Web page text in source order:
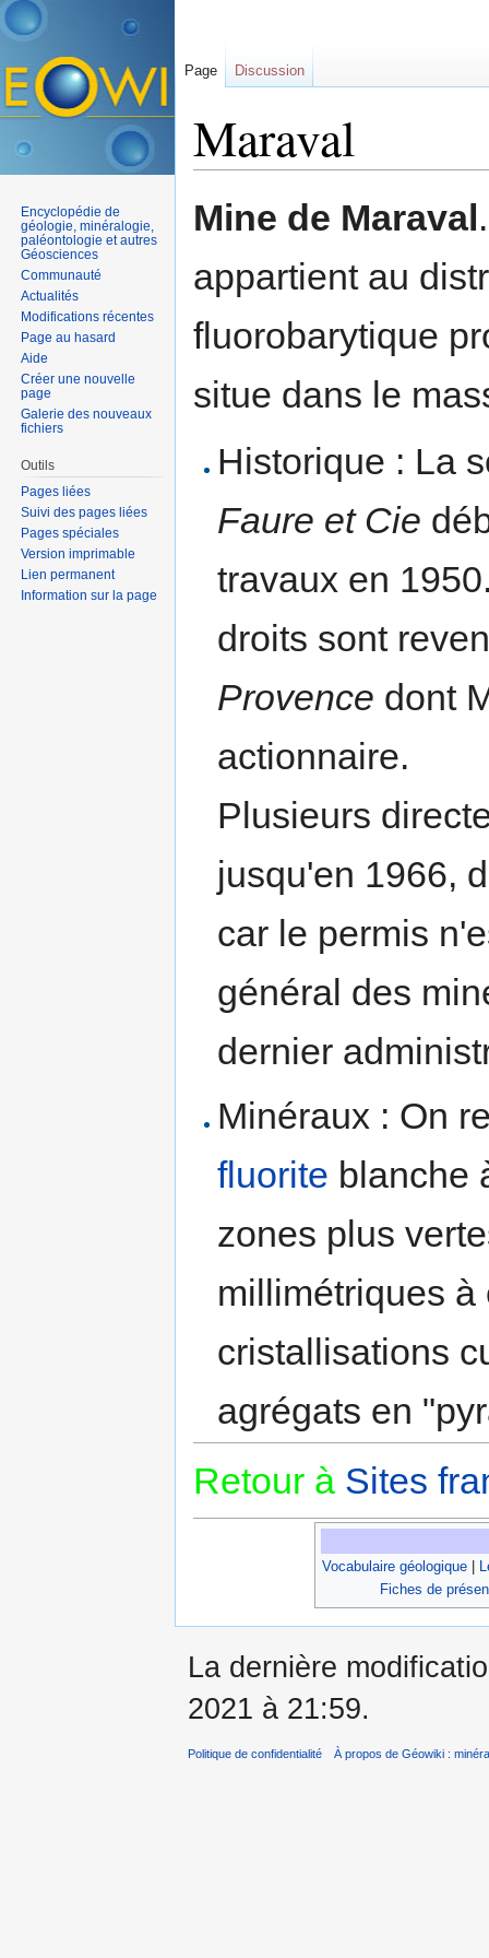
Maraval
Mine de Maraval
appartient au
fluorobarytique
situe dans le
Historique : La
Faure et Cie
travaux en
droits sont
Provence dont
actionnaire.
Plusieurs
jusqu'en 1966,
car le permis
général des
dernier
Minéraux : On
fluorite blanche
zones plus
millimétriques
cristallisations
agrégats en
Retour à Sites
Vocabulaire géologique|
Fiches de
Page Discussion
Encyclopédie de
géologie, minéralogie,
paléontologie et autres
Géosciences
Communauté
Actualités
Modifications récentes
Page au hasard
Aide
Créer une nouvelle
page
Galerie des nouveaux
fichiers
Outils
Pages liées
Suivi des pages liées
Pages spéciales
Version imprimable
Lien permanent
Information sur la page
La dernière
2021 à 21:59.
Politique de confidentialité À propos de Géowiki :